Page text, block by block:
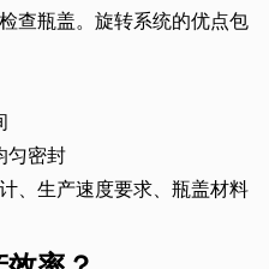
查瓶盖。旋转系统的优点包
匀密封
、生产速度要求、瓶盖材料